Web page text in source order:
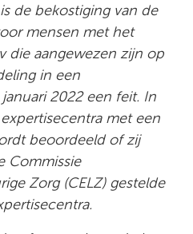
de bekostiging van de
mensen met het
die aangewezen zijn op
in een
2022 een feit. In
met een
beoordeeld of zij
Commissie
Zorg (CELZ) gestelde